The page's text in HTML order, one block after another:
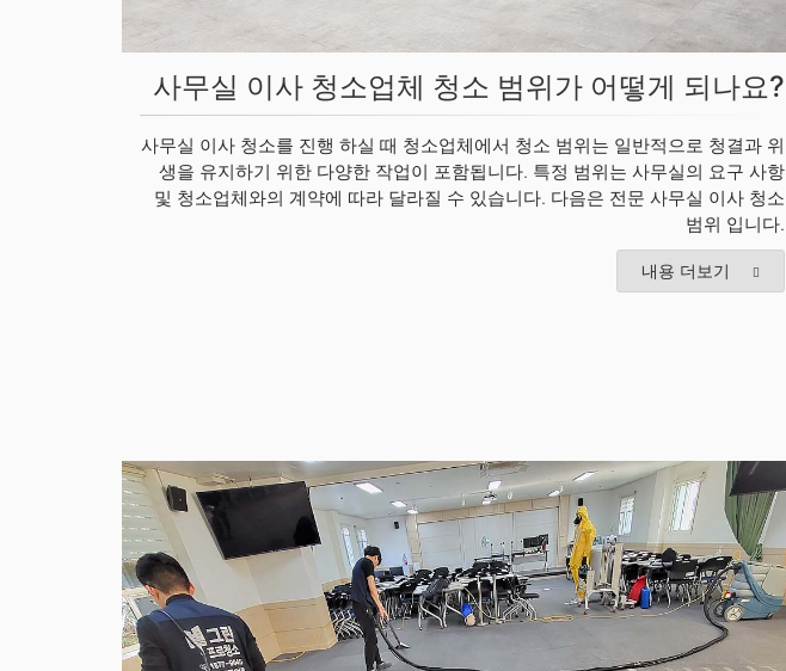
사무실 이사 청소업체 청소 범위가 어떻게 되나요?
사무실 이사 청소를 진행 하실 때 청소업체에서 청소 범위는 일반적으로 청결과 위
생을 유지하기 위한 다양한 작업이 포함됩니다. 특정 범위는 사무실의 요구 사항
및 청소업체와의 계약에 따라 달라질 수 있습니다. 다음은 전문 사무실 이사 청소
범위 입니다.
내용 더보기